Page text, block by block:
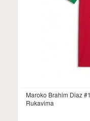
Maroko Brahim Diaz
Rukavima